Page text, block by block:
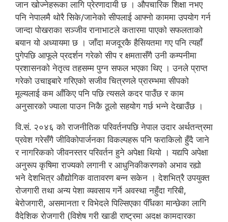
जान खोज्नेहरूका लागि प्रेरणादायी छ । औपचारिक शिक्षा नभए
पनि नेपालमै थोरै सिके/जानेको सीपलाई आफ्नो काममा उपयोग गर्न
जान्दा पोखराका सञ्जीव रानाभाटले कतारमा पाएको सफलताको
बयान यो अध्यायमा छ । जाँदा मजदूरकै हैसियतमा गए पनि त्यहाँ
पुगेपछि आफूले प्रदर्शन गरेको सीप र क्षमतासँगै उनी कम्पनीमा
प्रशासनको नेतृत्व तहसम्म पुग्न सफल भएका थिए । उनले प्राप्त
गरेको उचाइबारे गरिएको सजीव चित्रणले प्रारम्भमा सीपको
मूल्यलाई कम आँकिए पनि पछि त्यसले कदर पाउँछ र काम
अनुसारको ज्याला पाउन निकै ठूलो सहयोग गर्छ भन्ने देखाउँछ ।
वि.सं. २०४६ को राजनीतिक परिवर्तनपछि नेपाल उदार अर्थतन्त्रमा
प्रवेश गरेसँगै जीविकोपार्जनका विकल्पहरू पनि फराकिलो हुँदै जाने
र नागरिकको जीवनस्तर परिवर्तन हुने अपेक्षा थियो । यद्यपि अपेक्षा
अनुरूप कृषिमा राज्यको लगानी र आधुनिकीकरणको अभाव रह्यो
भने देशभित्र औद्योगिक वातावरण बन्न सकेन । देशभित्रै उपयुक्त
रोजगारी तथा अन्य पेशा व्यवसाय गर्ने अवस्था नहुँदा गरिबी,
बेरोजगारी, असमानता र विभेदले पिल्सिएका पीँधका मान्छेका लागि
वैदेशिक रोजगारी (विशेष गरी खाडी राष्ट्रमा अदक्ष कामदारका